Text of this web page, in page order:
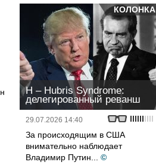
КОЛОНКА
H – Hubris Syndrome:
делегированный реванш
29.07.2026 14:40
За происходящим в США
внимательно наблюдает
Владимир Путин...
©